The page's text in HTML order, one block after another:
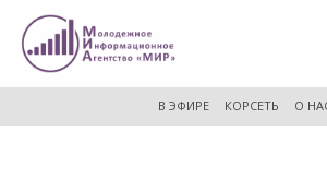
расширенный
В ЭФИРЕ КОРСЕТЬ О